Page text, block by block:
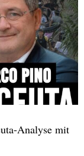
Analyse mit